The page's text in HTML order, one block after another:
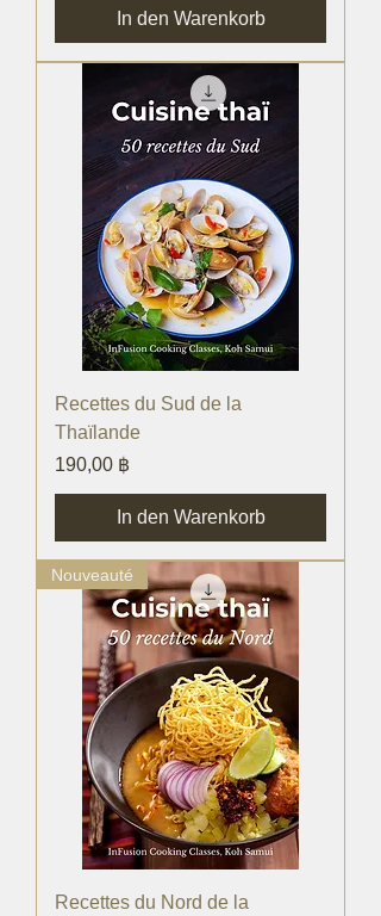
In den Warenkorb
Recettes du Sud de la
Thaïlande
Preis
190,00 ฿
In den Warenkorb
Nouveauté
Recettes du Nord de la